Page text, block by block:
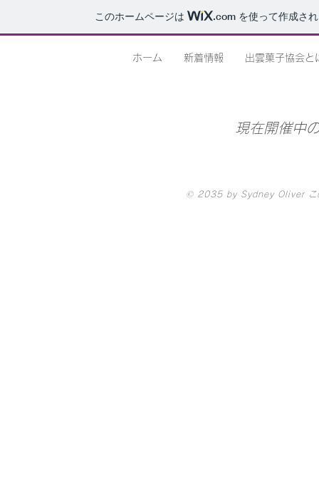
このホームページは .com を使って作成さ
ホーム 新着情報 出雲菓子協会と
現在開催中
© 2035 by Sydney Oliver こ